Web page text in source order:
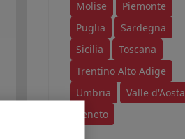
Molise
Piemonte
Puglia
Sardegna
Sicilia
Toscana
Trentino Alto Adige
Umbria
Valle d'Aosta
Veneto